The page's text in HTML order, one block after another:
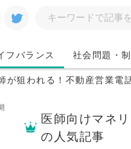
フバランス 社会問題・
が狙われる！不動産営業電
医師向けマネ
の人気記事